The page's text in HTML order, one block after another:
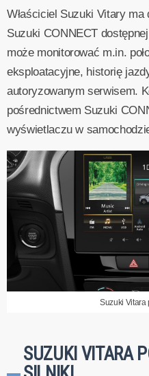
Właściciel Suzuki Vitary
Suzuki CONNECT
może monitorować m.in.
eksploatacyjne, historię
autoryzowanym serwisem.
pośrednictwem Suzuki
wyświetlaczu w
Suzuki Vitara
SUZUKI VITARA